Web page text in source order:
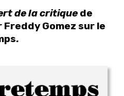
de la critique de
Freddy Gomez sur le